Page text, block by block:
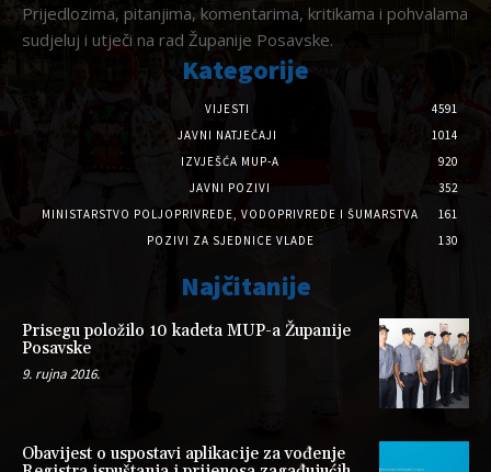
Prijedlozima, pitanjima, komentarima, kritikama i pohvalama
sudjeluj i utječi na rad Županije Posavske.
Kategorije
VIJESTI
4591
JAVNI NATJEČAJI
1014
IZVJEŠĆA MUP-A
920
JAVNI POZIVI
352
MINISTARSTVO POLJOPRIVREDE, VODOPRIVREDE I ŠUMARSTVA
161
POZIVI ZA SJEDNICE VLADE
130
Najčitanije
Prisegu položilo 10 kadeta MUP-a Županije
Posavske
9. rujna 2016.
Obavijest o uspostavi aplikacije za vođenje